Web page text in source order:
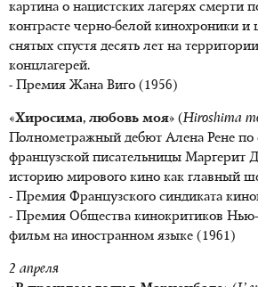
картина о нацистских лагерях смерти
контрасте черно-белой кинохроники и
снятых спустя десять лет на
концлагерей.
- Премия Жана Виго (1956)
«Хиросима, любовь моя» (Hiroshima
Полнометражный дебют Алена Рене по
французской писательницы Маргерит
историю мирового кино как главный
- Премия Французского синдиката
- Премия Общества кинокритиков
фильм на иностранном языке (1961)
2 апреля